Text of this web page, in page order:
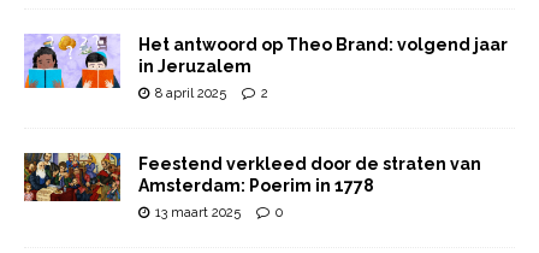
Het antwoord op Theo Brand: volgend jaar
in Jeruzalem
8 april 2025 2
Feestend verkleed door de straten van
Amsterdam: Poerim in 1778
13 maart 2025 0